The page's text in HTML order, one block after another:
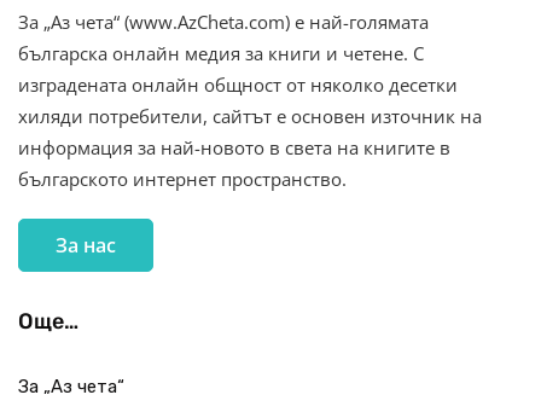
За „Аз чета“ (www.AzCheta.com) е най-голямата
българска онлайн медия за книги и четене. С
изградената онлайн общност от няколко десетки
хиляди потребители, сайтът е основен източник на
информация за най-новото в света на книгите в
българското интернет пространство.
За нас
Още…
За „Аз чета“